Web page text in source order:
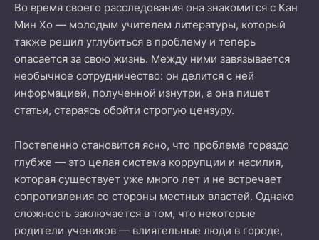
Во время своего расследования она знакомится с Кан
Мин Хо — молодым учителем литературы, который
также решил углубиться в проблему и теперь
опасается за свою жизнь. Между ними завязывается
необычное сотрудничество: он делится с ней
информацией, полученной изнутри, а она пишет
статьи, стараясь обойти строгую цензуру.
Постепенно становится ясно, что проблема гораздо
глубже — это целая система коррупции и насилия,
которая существует уже много лет и не встречает
сопротивления со стороны местных властей. Однако
сложность заключается в том, что некоторые
родители учеников — влиятельные люди в городе,